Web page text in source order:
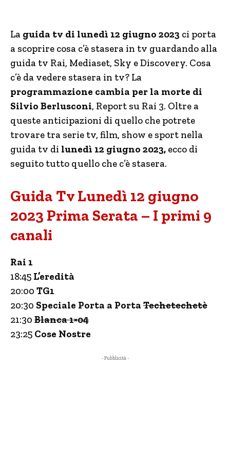
La guida tv di lunedì 12 giugno 2023 ci porta
a scoprire cosa c’è stasera in tv guardando alla
guida tv Rai, Mediaset, Sky e Discovery. Cosa
c’è da vedere stasera in tv? La
programmazione cambia per la morte di
Silvio Berlusconi, Report su Rai 3. Oltre a
queste anticipazioni di quello che potrete
trovare tra serie tv, film, show e sport nella
guida tv di lunedì 12 giugno 2023, ecco di
seguito tutto quello che c’è stasera.
Guida Tv Lunedì 12 giugno
2023 Prima Serata – I primi 9
canali
Rai 1
18:45 L’eredità
20:00 TG1
20:30 Speciale Porta a Porta Techetechetè
21:30 Blanca 1×04
23:25 Cose Nostre
- Pubblicità -